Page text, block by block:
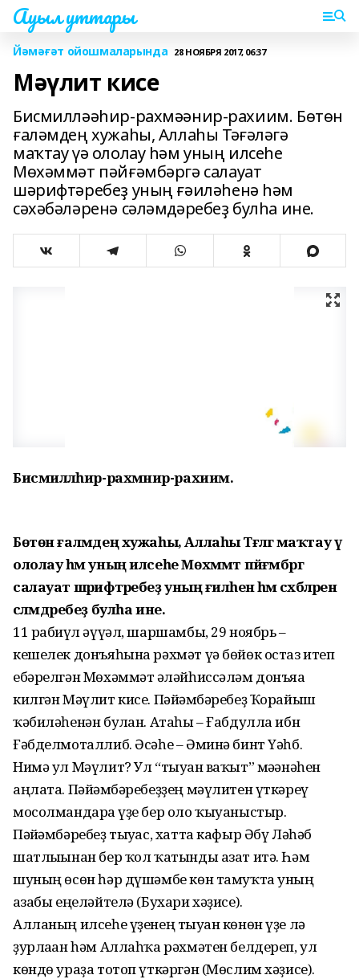
Ауыл уттары
Йәмәғәт ойошмаларында 28 НОЯБРЯ 2017, 06:37
Мәүлит кисе
Бисмилләәһир-рахмәәнир-рахиим. Бөтөн
ғаләмдең хужаһы, Аллаһы Тәғәләгә
маҡтау үә ололау һәм уның илсеһе
Мөхәммәт пәйғәмбәргә салауат
шәрифтәребеҙ уның ғәиләһенә һәм
сәхәбәләренә сәләмдәребеҙ булһа ине.
Бисмилләәһир-рахмәәнир-рахиим.
Бөтөн ғаләмдең хужаһы, Аллаһы Тәғәләгә маҡтау үә
ололау һәм уның илсеһе Мөхәммәт пәйғәмбәргә
салауат шәрифтәребеҙ уның ғәиләһенә һәм сәхәбәләренә
сәләмдәребеҙ булһа ине.
11 рабиғүл әүүәл, шаршамбы, 29 ноябрь –
кешелек донъяһына рәхмәт үә бөйөк остаз итеп
ебәрелгән Мөхәммәт ғәләйһиссәләм донъяға
килгән Мәүлит кисе. Пәйғәмбәребеҙ Ҡорайыш
ҡәбиләһенән булған. Атаһы – Ғабдулла ибн
Ғәбделмоталлиб. Әсәһе – Әминә бинт Үәһб.
Нимә ул Мәүлит? Ул “тыуған ваҡыт” мәғәнәһен
аңлата. Пәйғәмбәребеҙҙең мәүлитен үткәреү
мосолмандарға үҙе бер оло ҡыуаныстыр.
Пәйғәмбәребеҙ тыуғас, хатта кафыр Әбү Ләһәб
шатлығынан бер ҡол ҡатынды азат итә. Һәм
шуның өсөн һәр дүшәмбе көн тамуҡта уның
ғазабы еңеләйтелә (Бухари хәҙисе).
Алланың илсеһе үҙенең тыуған көнөн үҙе лә
ҙурлаған һәм Аллаһҡа рәхмәтен белдереп, ул
көндө ураҙа тотоп үткәргән (Мөслим хәҙисе).